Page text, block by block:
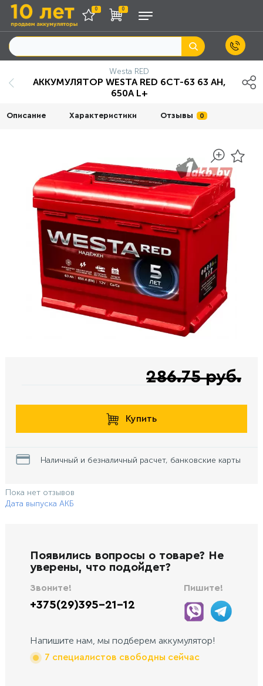
0 0
Westa RED
АККУМУЛЯТОР WESTA RED 6СТ-63 63 AH,
650A L+
Описание Характеристики Отзывы 0
286.75 руб.
Купить
Наличный и безналичный расчет, банковские карты
Пока нет отзывов
Дата выпуска АКБ
Появились вопросы о товаре? Не
уверены, что подойдет?
Звоните!
+375(29)395-21-12
Пишите!
Напишите нам, мы подберем аккумулятор!
7 специалистов свободны сейчас